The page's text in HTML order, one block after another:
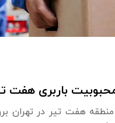
باربری هفت
هفت تیر در تهران